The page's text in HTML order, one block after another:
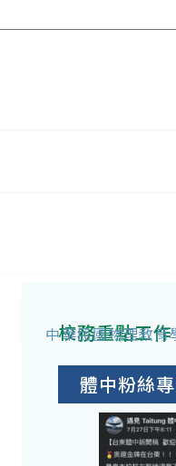
中華民國物理教
校務重點工作
體中粉絲